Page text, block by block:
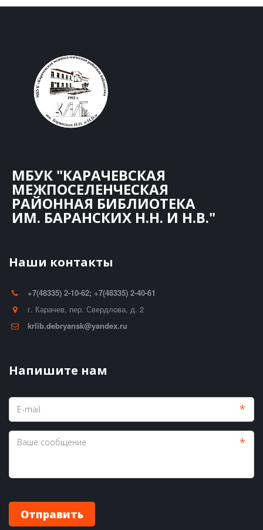
МБУК "КАРАЧЕВСКАЯ
МЕЖПОСЕЛЕНЧЕСКАЯ
РАЙОННАЯ БИБЛИОТЕКА
ИМ. БАРАНСКИХ Н.Н. И Н.В."
Наши контакты
+7(48335) 2-10-62; +7(48335) 2-40-61
г. Карачев, пер. Свердлова, д. 2
krlib.debryansk@yandex.ru
Напишите нам
*
*
Отправить